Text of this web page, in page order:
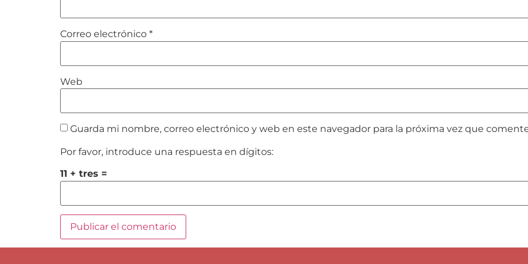
Correo electrónico *
Web
Guarda mi nombre, correo electrónico y web en este navegador para la próxima vez que
Por favor, introduce una respuesta en dígitos:
11 + tres =